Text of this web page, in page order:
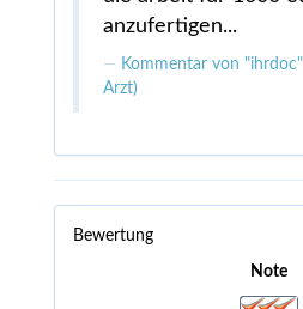
anzufertigen...
Kommentar von
Arzt)
Bewertung
Note